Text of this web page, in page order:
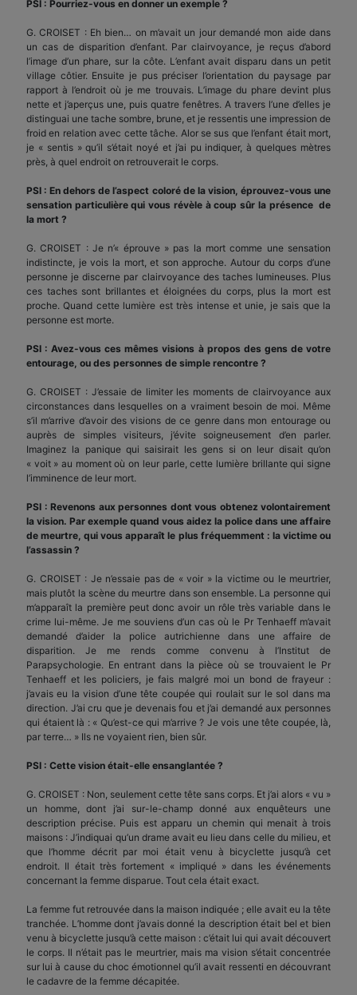
PSI : Pourriez-vous en donner un exemple ?
G. CROISET : Eh bien… on m’avait un jour demandé mon aide dans
un cas de disparition d’enfant. Par clairvoyance, je reçus d’abord
l’image d’un phare, sur la côte. L’enfant avait disparu dans un petit
village côtier. Ensuite je pus préciser l’orientation du paysage par
rapport à l’endroit où je me trouvais. L’image du phare devint plus
nette et j’aperçus une, puis quatre fenêtres. A travers l’une d’elles je
distinguai une tache sombre, brune, et je ressentis une impression de
froid en relation avec cette tâche. Alor se sus que l’enfant était mort,
je « sentis » qu’il s’était noyé et j’ai pu indiquer, à quelques mètres
près, à quel endroit on retrouverait le corps.
PSI : En dehors de l’aspect coloré de la vision, éprouvez-vous une
sensation particulière qui vous révèle à coup sûr la présence de
la mort ?
G. CROISET : Je n’« éprouve » pas la mort comme une sensation
indistincte, je vois la mort, et son approche. Autour du corps d’une
personne je discerne par clairvoyance des taches lumineuses. Plus
ces taches sont brillantes et éloignées du corps, plus la mort est
proche. Quand cette lumière est très intense et unie, je sais que la
personne est morte.
PSI : Avez-vous ces mêmes visions à propos des gens de votre
entourage, ou des personnes de simple rencontre ?
G. CROISET : J’essaie de limiter les moments de clairvoyance aux
circonstances dans lesquelles on a vraiment besoin de moi. Même
s’il m’arrive d’avoir des visions de ce genre dans mon entourage ou
auprès de simples visiteurs, j’évite soigneusement d’en parler.
Imaginez la panique qui saisirait les gens si on leur disait qu’on
« voit » au moment où on leur parle, cette lumière brillante qui signe
l’imminence de leur mort.
PSI : Revenons aux personnes dont vous obtenez volontairement
la vision. Par exemple quand vous aidez la police dans une affaire
de meurtre, qui vous apparaît le plus fréquemment : la victime ou
l’assassin ?
G. CROISET : Je n’essaie pas de « voir » la victime ou le meurtrier,
mais plutôt la scène du meurtre dans son ensemble. La personne qui
m’apparaît la première peut donc avoir un rôle très variable dans le
crime lui-même. Je me souviens d’un cas où le Pr Tenhaeff m’avait
demandé d’aider la police autrichienne dans une affaire de
disparition. Je me rends comme convenu à l’Institut de
Parapsychologie. En entrant dans la pièce où se trouvaient le Pr
Tenhaeff et les policiers, je fais malgré moi un bond de frayeur :
j’avais eu la vision d’une tête coupée qui roulait sur le sol dans ma
direction. J’ai cru que je devenais fou et j’ai demandé aux personnes
qui étaient là : « Qu’est-ce qui m’arrive ? Je vois une tête coupée, là,
par terre… » Ils ne voyaient rien, bien sûr.
PSI : Cette vision était-elle ensanglantée ?
G. CROISET : Non, seulement cette tête sans corps. Et j’ai alors « vu »
un homme, dont j’ai sur-le-champ donné aux enquêteurs une
description précise. Puis est apparu un chemin qui menait à trois
maisons : J’indiquai qu’un drame avait eu lieu dans celle du milieu, et
que l’homme décrit par moi était venu à bicyclette jusqu’à cet
endroit. Il était très fortement « impliqué » dans les événements
concernant la femme disparue. Tout cela était exact.
La femme fut retrouvée dans la maison indiquée ; elle avait eu la tête
tranchée. L’homme dont j’avais donné la description était bel et bien
venu à bicyclette jusqu’à cette maison : c’était lui qui avait découvert
le corps. Il n’était pas le meurtrier, mais ma vision s’était concentrée
sur lui à cause du choc émotionnel qu’il avait ressenti en découvrant
le cadavre de la femme décapitée.